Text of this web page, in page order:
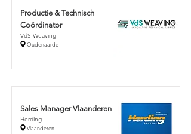
Productie & Technisch
Coördinator
VdS Weaving
Oudenaarde
Sales Manager Vlaanderen
Herding
Vlaanderen